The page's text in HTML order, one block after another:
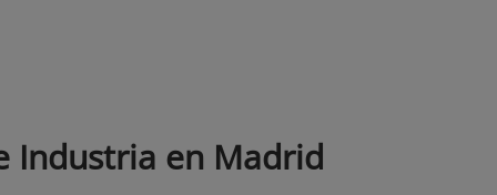
Industria en Madrid